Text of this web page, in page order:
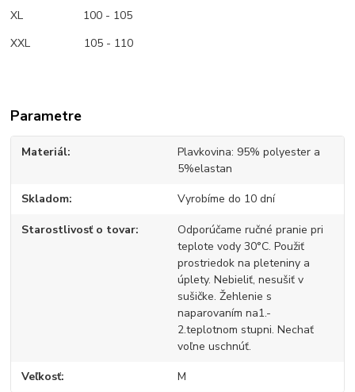
XL 100 - 105
XXL 105 - 110
Parametre
Materiál
Plavkovina: 95% polyester a
5%elastan
Skladom Vyrobíme do 10 dní
Starostlivosť o tovar
Odporúčame ručné pranie pri
teplote vody 30°C. Použiť
prostriedok na pleteniny a
úplety. Nebieliť, nesušiť v
sušičke. Žehlenie s
naparovaním na1.-
2.teplotnom stupni. Nechať
voľne uschnúť.
Veľkosť M